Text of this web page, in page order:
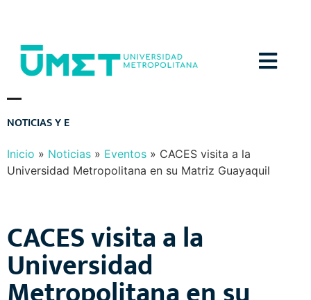
NOTIC
IA
S
Y
E
V
E
N
T
O
S
Inicio » Noticias » Eventos » CACES visita a la
Universidad Metropolitana en su Matriz Guayaquil
CACES visita a la
Universidad